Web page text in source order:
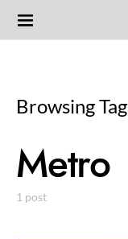
Browsing Tag
Metro
1 post